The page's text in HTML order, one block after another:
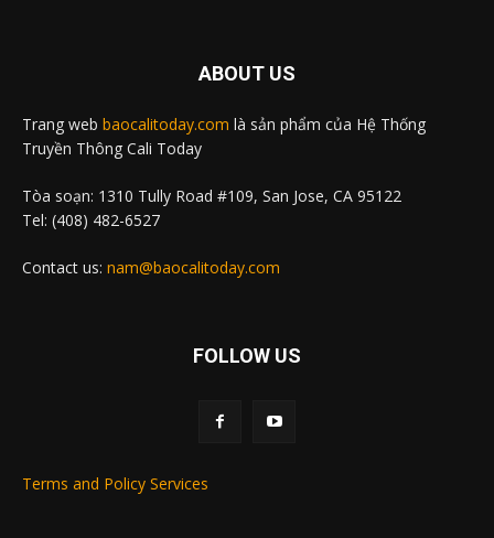
ABOUT US
Trang web baocalitoday.com là sản phẩm của Hệ Thống
Truyền Thông Cali Today
Tòa soạn: 1310 Tully Road #109, San Jose, CA 95122
Tel: (408) 482-6527
Contact us: nam@baocalitoday.com
FOLLOW US
Terms and Policy Services